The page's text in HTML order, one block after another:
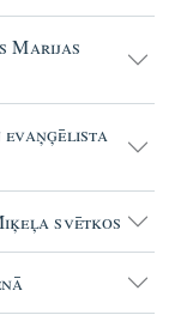
Marijas
evaņģēlista
svētkos